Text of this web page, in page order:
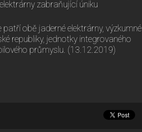
zabraňující úniku
obě jaderné elektrárny, výzkumné
republiky, jednotky integrovaného
průmyslu. (13.12.2019)